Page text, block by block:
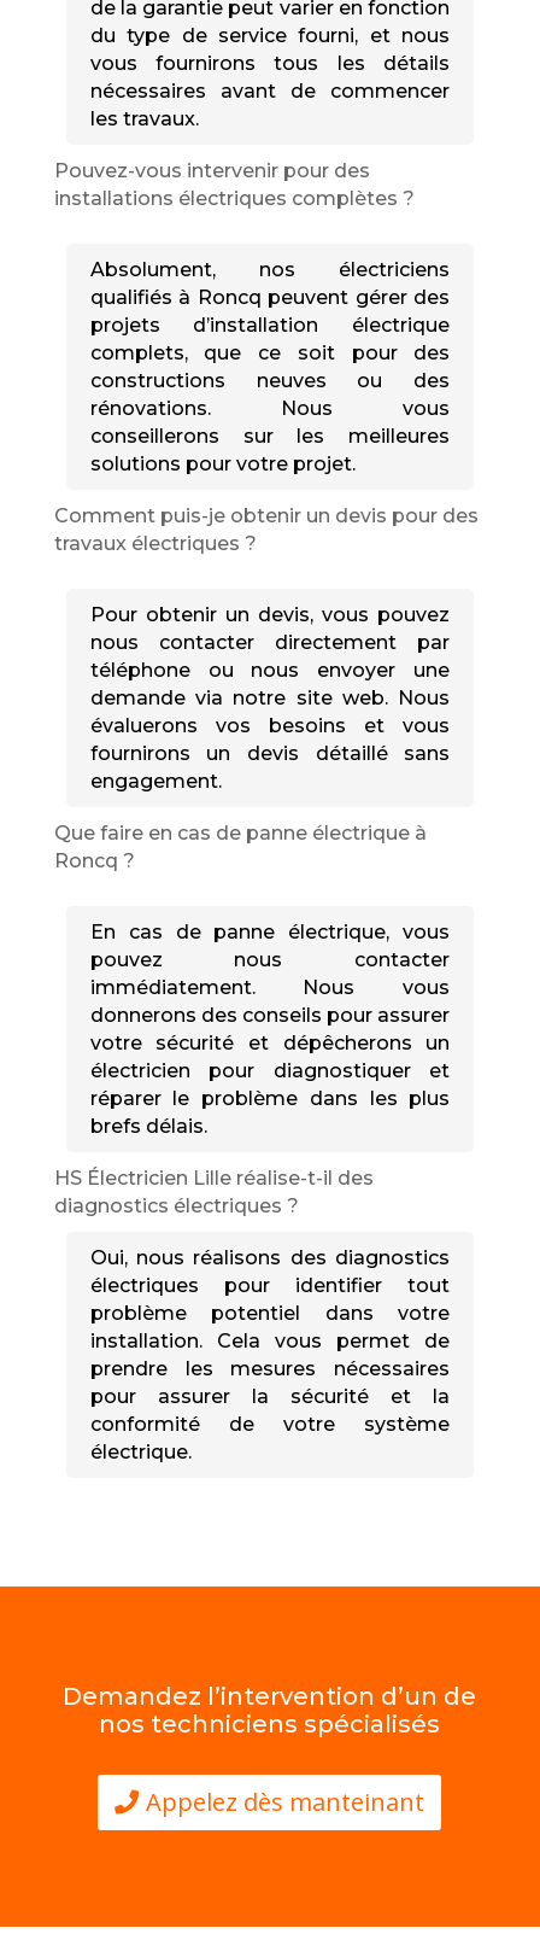
de la garantie peut varier en fonction
du type de service fourni, et nous
vous fournirons tous les détails
nécessaires avant de commencer
les travaux.
Pouvez-vous intervenir pour des
installations électriques complètes ?
Absolument, nos électriciens
qualifiés à Roncq peuvent gérer des
projets d’installation électrique
complets, que ce soit pour des
constructions neuves ou des
rénovations. Nous vous
conseillerons sur les meilleures
solutions pour votre projet.
Comment puis-je obtenir un devis pour des
travaux électriques ?
Pour obtenir un devis, vous pouvez
nous contacter directement par
téléphone ou nous envoyer une
demande via notre site web. Nous
évaluerons vos besoins et vous
fournirons un devis détaillé sans
engagement.
Que faire en cas de panne électrique à
Roncq ?
En cas de panne électrique, vous
pouvez nous contacter
immédiatement. Nous vous
donnerons des conseils pour assurer
votre sécurité et dépêcherons un
électricien pour diagnostiquer et
réparer le problème dans les plus
brefs délais.
HS Électricien Lille réalise-t-il des
diagnostics électriques ?
Oui, nous réalisons des diagnostics
électriques pour identifier tout
problème potentiel dans votre
installation. Cela vous permet de
prendre les mesures nécessaires
pour assurer la sécurité et la
conformité de votre système
électrique.
Demandez l’intervention d’un de
nos techniciens spécialisés
Appelez dès manteinant